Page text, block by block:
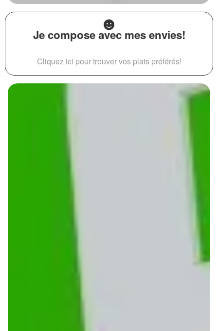
Je compose avec mes envies!
Cliquez ici pour trouver vos plats préférés!